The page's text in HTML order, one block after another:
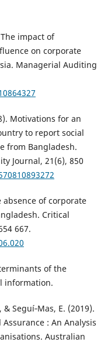
impact of
on corporate
Managerial Auditing
Motivations for an
to report social
from Bangladesh.
Journal, 21(6), 850
absence of corporate
Critical
667.
of the
information.
& Seguí‐Mas, E. (2019).
: An Analysis
Australian